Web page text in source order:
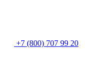
+7 (800) 707 99 20